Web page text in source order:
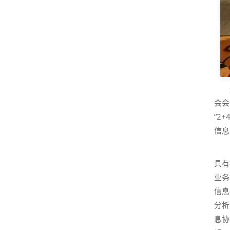
会
信
具
业
信
分
息